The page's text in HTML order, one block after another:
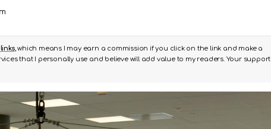
, which means I may earn a commission if you click on the link and make a
that I personally use and believe will add value to my readers. Your support